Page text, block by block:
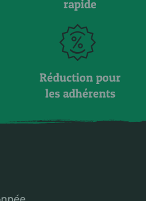
rapide
Réduction pour
les adhérents